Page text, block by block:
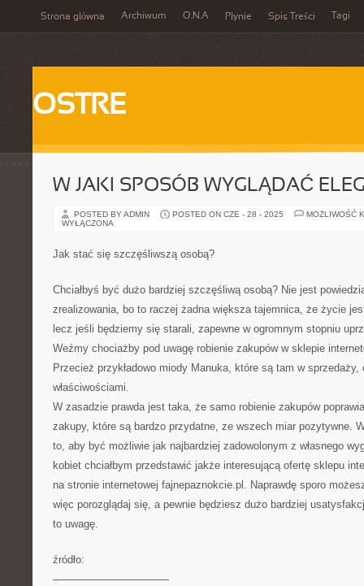
Strona główna Archiwum O.N.A Płynie Spis Treści Tagi
OSTRE
W JAKI SPOSÓB WYGLĄDAĆ
POSTED BY ADMIN POSTED ON CZE - 28 - 2025
MOŻLIWOŚĆ
WYŁĄCZONA
Jak stać się szczęśliwszą osobą?
Chciałbyś być dużo bardziej szczęśliwą osobą? Nie jest
zrealizowania, bo to raczej żadna większa tajemnica, że życie
lecz jeśli będziemy się starali, zapewne w ogromnym stopniu
Weźmy chociażby pod uwagę robienie zakupów w sklepie
Przecież przykładowo miody Manuka, które są tam w sprzedaży,
właściwościami.
W zasadzie prawda jest taka, że samo robienie zakupów
zakupy, które są bardzo przydatne, ze wszech miar pozytywne.
to, aby być możliwie jak najbardziej zadowolonym z własnego
kobiet chciałbym przedstawić jakże interesującą ofertę sklepu
na stronie internetowej fajnepaznokcie.pl. Naprawdę sporo
więc porozglądaj się, a pewnie będziesz dużo bardziej
to uwagę.
źródło:
———————————